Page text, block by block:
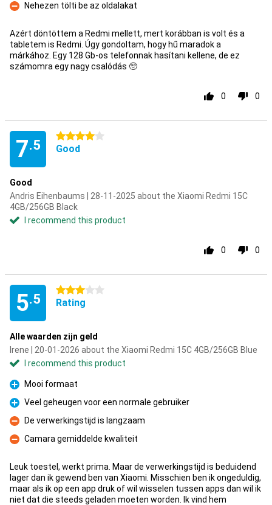
Con
Nehezen tölti be az oldalakat
Azért döntöttem a Redmi mellett, mert korábban is volt és a
tabletem is Redmi. Úgy gondoltam, hogy hű maradok a
márkához. Egy 128 Gb-os telefonnak hasítani kellene, de ez
számomra egy nagy csalódás 🥺
0 0
7.5
4 stars
Good
Good
Andris Eihenbaums | 28-11-2025 about the Xiaomi Redmi 15C
4GB/256GB Black
I recommend this product
0 0
5.5
3 stars
Rating
Alle waarden zijn geld
Irene | 20-01-2026 about the Xiaomi Redmi 15C 4GB/256GB Blue
I recommend this product
Pro
Mooi formaat
Pro
Veel geheugen voor een normale gebruiker
Con
De verwerkingstijd is langzaam
Con
Camara gemiddelde kwaliteit
Leuk toestel, werkt prima. Maar de verwerkingstijd is beduidend
lager dan ik gewend ben van Xiaomi. Misschien ben ik ongeduldig,
maar als ik op een app druk of wil wisselen tussen apps dan wil ik
niet dat die steeds geladen moeten worden. Ik vind hem